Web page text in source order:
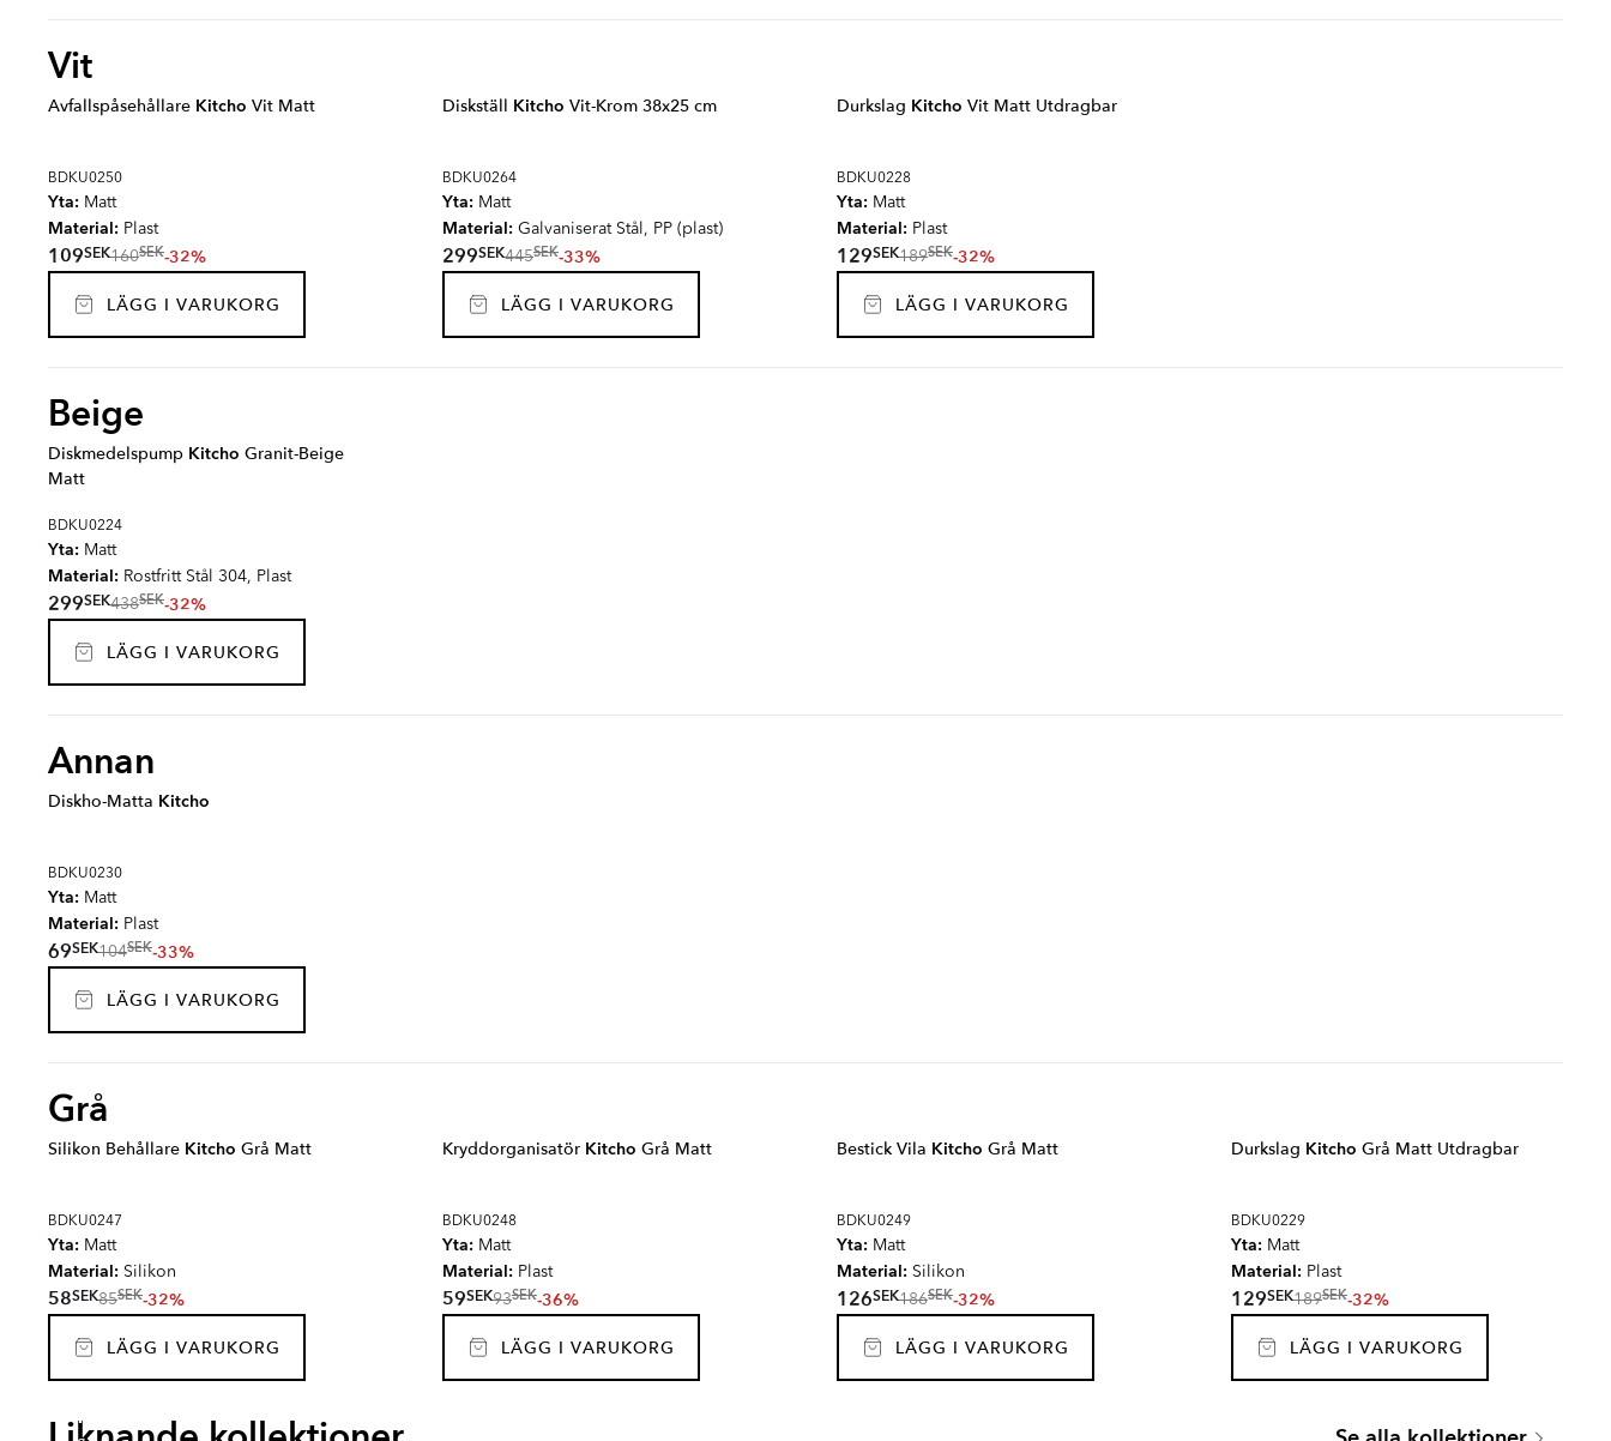
Vit
Avfallspåsehållare Kitcho Vit Matt
BDKU0250
Yta: Matt
Material: Plast
109SEK160SEK-32%
LÄGG I VARUKORG
Diskställ Kitcho Vit-Krom 38x25 cm
BDKU0264
Yta: Matt
Material: Galvaniserat Stål, PP (plast)
299SEK445SEK-33%
LÄGG I VARUKORG
Durkslag Kitcho Vit Matt Utdragbar
BDKU0228
Yta: Matt
Material: Plast
129SEK189SEK-32%
LÄGG I VARUKORG
Beige
Diskmedelspump Kitcho Granit-Beige
Matt
BDKU0224
Yta: Matt
Material: Rostfritt Stål 304, Plast
299SEK438SEK-32%
LÄGG I VARUKORG
Annan
Diskho-Matta Kitcho
BDKU0230
Yta: Matt
Material: Plast
69SEK104SEK-33%
LÄGG I VARUKORG
Grå
Silikon Behållare Kitcho Grå Matt
BDKU0247
Yta: Matt
Material: Silikon
58SEK85SEK-32%
LÄGG I VARUKORG
Kryddorganisatör Kitcho Grå Matt
BDKU0248
Yta: Matt
Material: Plast
59SEK93SEK-36%
LÄGG I VARUKORG
Bestick Vila Kitcho Grå Matt
BDKU0249
Yta: Matt
Material: Silikon
126SEK186SEK-32%
LÄGG I VARUKORG
Durkslag Kitcho Grå Matt Utdragbar
BDKU0229
Yta: Matt
Material: Plast
129SEK189SEK-32%
LÄGG I VARUKORG
FLEXIO